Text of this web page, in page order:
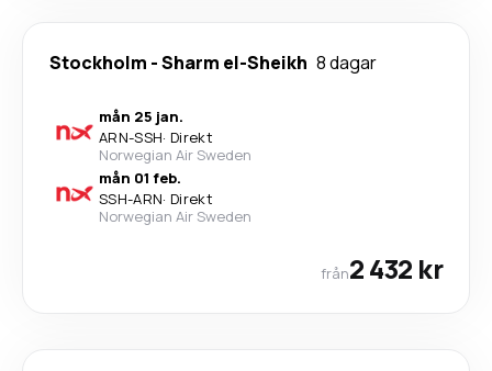
Stockholm -Sharm el-Sheikh 8 dagar
mån 25 jan.
ARN-SSH· Direkt
Norwegian Air Sweden
mån 01 feb.
SSH-ARN· Direkt
Norwegian Air Sweden
från2 432 kr